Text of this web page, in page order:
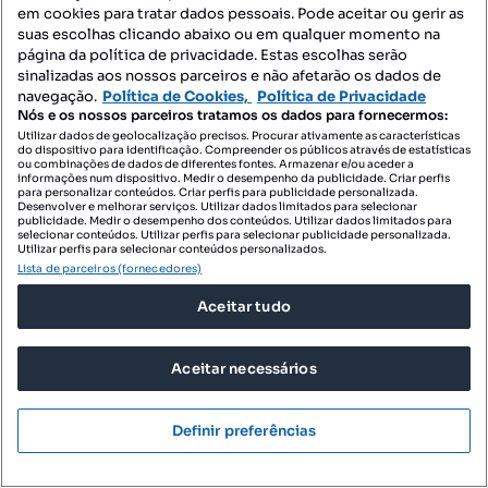
1 420 000 €10 839,69 €/m²
Avenida de Berna, Gulbenkian - Praça Espanha, Avenidas Novas, Lisboa, Lisboa
T2 131 m²
em cookies para tratar dados pessoais. Pode aceitar ou gerir as
suas escolhas clicando abaixo ou em qualquer momento na
página da política de privacidade. Estas escolhas serão
sinalizadas aos nossos parceiros e não afetarão os dados de
navegação. Política de Cookies, Política de Privacidade
Nós e os nossos parceiros tratamos os dados para fornecermos:
Utilizar dados de geolocalização precisos. Procurar ativamente as características
do dispositivo para identificação. Compreender os públicos através de estatísticas
ou combinações de dados de diferentes fontes. Armazenar e/ou aceder a
informações num dispositivo. Medir o desempenho da publicidade. Criar perfis
para personalizar conteúdos. Criar perfis para publicidade personalizada.
Desenvolver e melhorar serviços. Utilizar dados limitados para selecionar
publicidade. Medir o desempenho dos conteúdos. Utilizar dados limitados para
selecionar conteúdos. Utilizar perfis para selecionar publicidade personalizada.
Utilizar perfis para selecionar conteúdos personalizados.
Lista de parceiros (fornecedores)
Aceitar tudo
Aceitar necessários
Definir preferências